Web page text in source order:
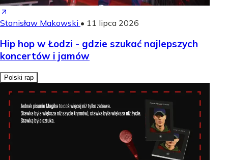
Stanisław Makowski • 11 lipca 2026
Hip hop w Łodzi - gdzie szukać najlepszych
koncertów i jamów
Polski rap